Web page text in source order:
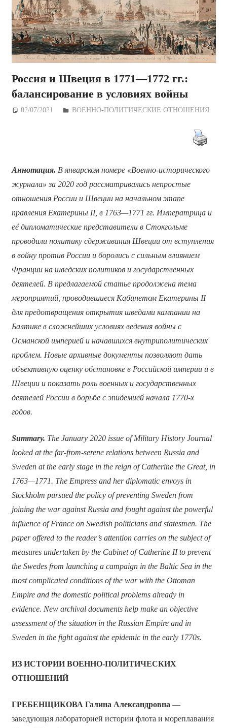
Россия и Швеция в 1771—1772 гг.:
балансирование в условиях войны
02/07/2021 Дежурный по Редакции
ВОЕННО-ПОЛИТИЧЕСКИE ОТНОШЕНИЯ
Аннотация. В январском номере «Военно-исторического
журнала» за 2020 год рассматривались непростые
отношения России и Швеции на начальном этапе
правления Екатерины II, в 1763—1771 гг. Императрица и
её дипломатические представители в Стокгольме
проводили политику сдерживания Швеции от вступления
в войну против России и боролись с сильным влиянием
Франции на шведских политиков и государственных
деятелей. В предлагаемой статье продолжена тема
мероприятий, проводившиеся Кабинетом Екатерины II
для предотвращения открытия шведами кампании на
Балтике в сложнейших условиях ведения войны с
Османской империей и начавшихся внутриполитических
проблем. Новые архивные документы позволяют дать
объективную оценку обстановке в Российской империи и в
Швеции и показать роль военных и государственных
деятелей России в борьбе с эпидемией начала 1770-х
годов.
Summary. The January 2020 issue of Military History Journal
looked at the far-from-serene relations between Russia and
Sweden at the early stage in the reign of Catherine the Great, in
1763—1771. The Empress and her diplomatic envoys in
Stockholm pursued the policy of preventing Sweden from
joining the war against Russia and fought against the powerful
influence of France on Swedish politicians and statesmen. The
paper offered to the reader’s attention carries on the subject of
measures undertaken by the Cabinet of Catherine II to prevent
the Swedes from launching a campaign in the Baltic Sea in the
most complicated conditions of the war with the Ottoman
Empire and the domestic political problems already in
evidence. New archival documents help make an objective
assessment of the situation in the Russian Empire and in
Sweden in the fight against the epidemic in the early 1770s.
ИЗ ИСТОРИИ ВОЕННО-ПОЛИТИЧЕСКИХ
ОТНОШЕНИЙ
ГРЕБЕНЩИКОВА Галина Александровна —
заведующая лабораторией истории флота и мореплавания